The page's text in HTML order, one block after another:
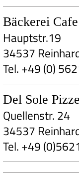
Bäckerei
Hauptstr.19
34537
Tel. +49 (0)
Del Sole
Quellenstr. 24
34537
Tel. +49